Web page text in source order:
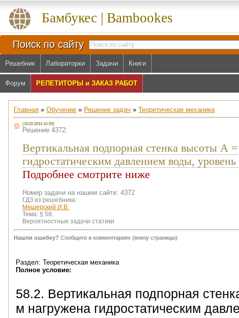
Бамбукес | Bambookes
Поиск по сайту
Решебник Лабораторки Задачи Книги
Форум РЕПЕТИТОРЫ и ЗАКАЗ РАБОТ
Главная »Обучение » Решение задач »Теоретическая механика
[18.02.2014 10:59]
Решение 4372:
Вертикальная подпорная стенка высоты А
гидростатическим давлением воды,
Подробнее смотрите ниже
Номер задачи на нашем сайте: 4372
ГДЗ из решебника:
Мещерский И.В.
Тема: § 58.
Вероятностные задачи статики
Нашли ошибку? Сообщите в комментариях (внизу страницы)
Раздел: Теоретическая механика
Полное условие:
58.2. Вертикальная подпорная
м нагружена гидростатическим